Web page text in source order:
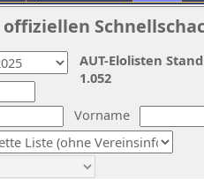
Vorname
AUT-Elolisten
1.052